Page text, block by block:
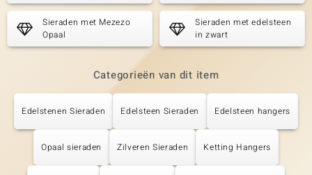
Sieraden met Mezezo
Opaal
Sieraden met edelsteen
in zwart
Categorieën van dit item
Edelstenen Sieraden Edelsteen Sieraden Edelsteen hangers
Opaal sieraden Zilveren Sieraden Ketting Hangers